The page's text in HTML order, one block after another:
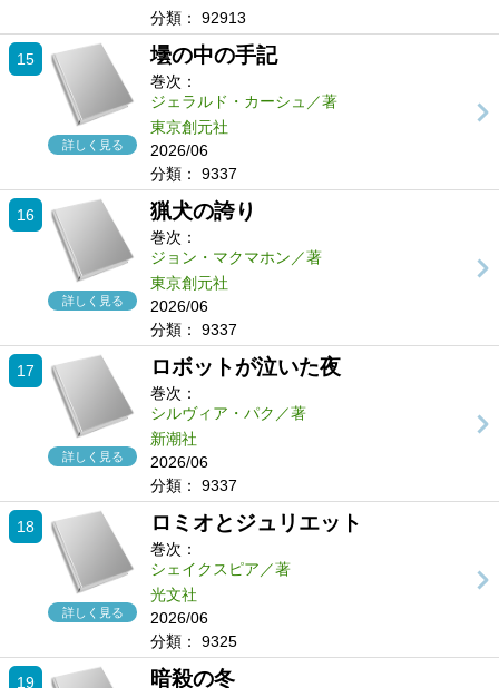
分類：
92913
15
詳しく見る
壜の中の手記
巻次：
ジェラルド・カーシュ／著
東京創元社
2026/06
分類：
9337
16
詳しく見る
猟犬の誇り
巻次：
ジョン・マクマホン／著
東京創元社
2026/06
分類：
9337
17
詳しく見る
ロボットが泣いた夜
巻次：
シルヴィア・パク／著
新潮社
2026/06
分類：
9337
18
詳しく見る
ロミオとジュリエット
巻次：
シェイクスピア／著
光文社
2026/06
分類：
9325
19 暗殺の冬